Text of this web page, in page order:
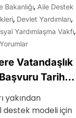
Bakanlığı, Aile Destek
, Devlet Yardımları,
Yardımlaşma Vakfı,
Vatandaşlık
Tarihi
yakından
destek modeli için